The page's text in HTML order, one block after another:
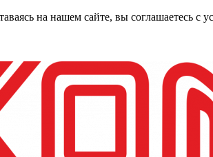
на нашем сайте, вы соглашаетесь